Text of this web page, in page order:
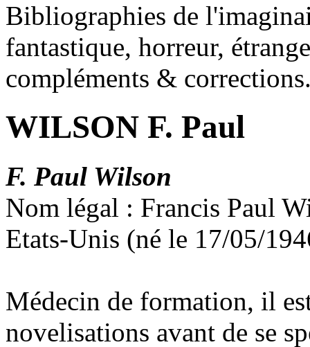
Bibliographies de
fantastique, horreur,
compléments &
WILSON F. Paul
F. Paul Wilson
Nom légal : Francis Paul
Etats-Unis (né le 17/05/
Médecin de formation, il
novelisations avant de se